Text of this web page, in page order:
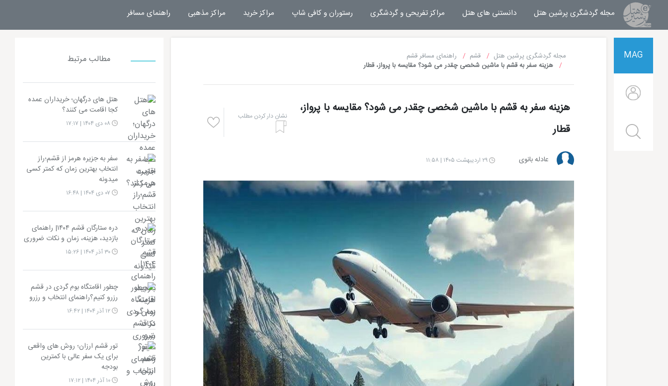
مجله گردشگری پرشین هتل مجله خبری پرشین هتل
دانستنی های هتل مراکز تفریحی و گردشگری رستوران و کافی شاپ مراکز خرید مراکز مذهبی راهنمای مسافر
MAG مجله گردشگری پرشین هتل قشم
راهنمای مسافر قشم
هزینه سفر به قشم با ماشین شخصی چقدر می شود؟ مقایسه با پرواز، قطار
هزینه سفر به قشم با ماشین شخصی چقدر می شود؟ مقایسه با پرواز،
قطار
نشان دار کردن مطلب
عادله بانوی ۲۹ اردیبهشت ۱۴۰۵ | ۱۱:۵۸
مطالب مرتبط
هتل های درگهان؛ خریداران عمده
کجا اقامت می کنند؟
سفر به جزیره هرمز از قشم؛راز
انتخاب بهترین زمان که کمتر کسی
میدونه
دره ستارگان قشم ۱۴۰۴| راهنمای
بازدید، هزینه، زمان و نکات ضروری
۳۰ آذر ۱۴۰۴ | ۱۵:۲۶
چطور اقامتگاه بوم گردی در قشم
رزرو کنیم؟راهنمای انتخاب و رزرو
۱۲ آذر ۱۴۰۴ | ۱۶:۴۲
تور قشم ارزان؛ روش های واقعی
برای یک سفر عالی با کمترین
بودجه
۱۰ آذر ۱۴۰۴ | ۱۷:۱۲